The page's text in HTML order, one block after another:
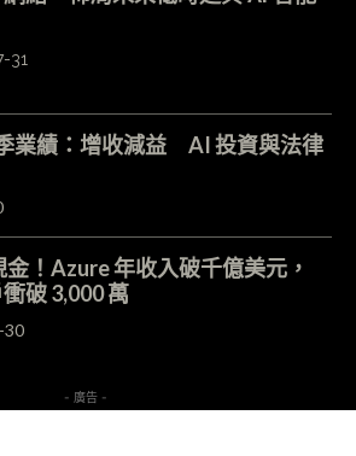
31
業績：增收減益 AI 投資與法律
！Azure 年收入破千億美元，
破 3,000 萬
30
- 廣告 -